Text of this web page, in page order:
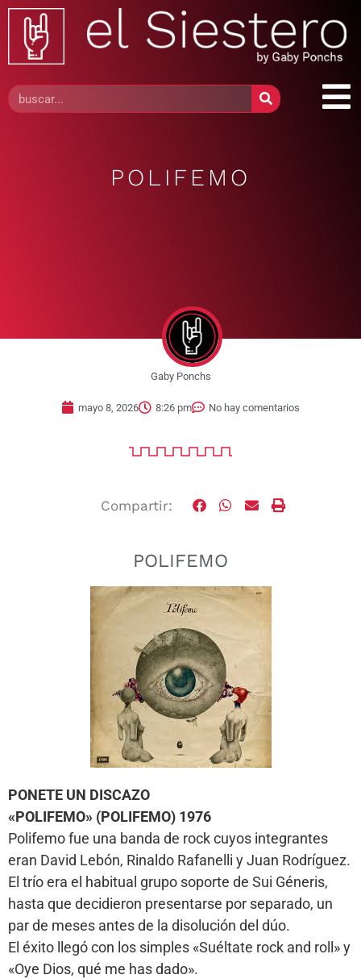
POLIFEMO
Gaby Ponchs
mayo 8, 2026 8:26 pm No hay comentarios
Compartir:
POLIFEMO
PONETE UN DISCAZO
«POLIFEMO» (POLIFEMO) 1976
Polifemo fue una banda de rock cuyos integrantes
eran David Lebón, Rinaldo Rafanelli y Juan Rodríguez.
El trío era el habitual grupo soporte de Sui Géneris,
hasta que decidieron presentarse por separado, un
par de meses antes de la disolución del dúo.
El éxito llegó con los simples «Suéltate rock and roll» y
«Oye Dios, qué me has dado».